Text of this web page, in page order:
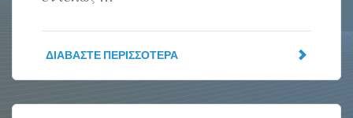
ΔΙΑΒΆΣΤΕ ΠΕΡΙΣΣΌΤΕΡΑ